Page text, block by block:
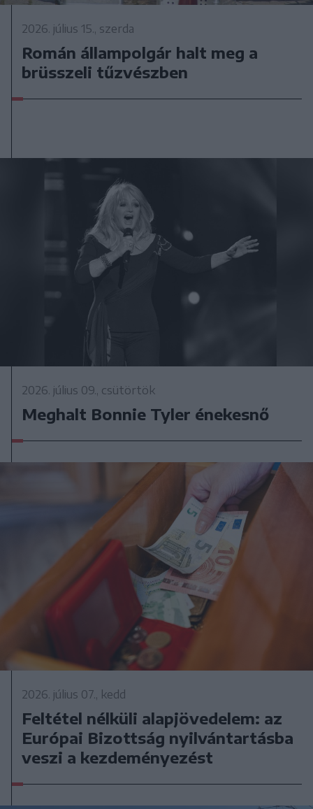
2026. július 15., szerda
Román állampolgár halt meg a
brüsszeli tűzvészben
2026. július 09., csütörtök
Meghalt Bonnie Tyler énekesnő
2026. július 07., kedd
Feltétel nélküli alapjövedelem: az
Európai Bizottság nyilvántartásba
veszi a kezdeményezést